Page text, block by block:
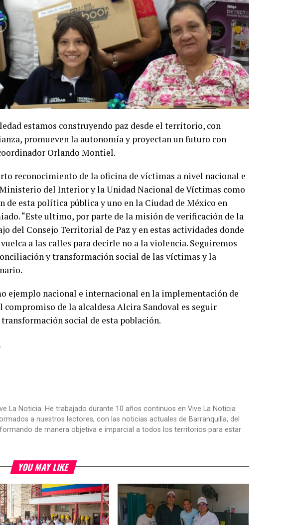
estamos construyendo paz desde el territorio, con
promueven la autonomía y proyectan un futuro con
Orlando Montiel.
reconocimiento de la oficina de víctimas a nivel nacional e
del Interior y la Unidad Nacional de Víctimas como
esta política pública y uno en la Ciudad de México en
“Este ultimo, por parte de la misión de verificación de la
del Consejo Territorial de Paz y en estas actividades donde
a las calles para decirle no a la violencia. Seguiremos
y transformación social de las víctimas y la
ejemplo nacional e internacional en la implementación de
de la alcaldesa Alcira Sandoval es seguir
social de esta población.
La Noticia. He trabajado durante 10 años continuos en Vive La Noticia
a nuestros lectores, con las noticias actuales de Barranquilla, del
de manera objetiva e imparcial a todos los territorios para estar
YOU MAY LIKE